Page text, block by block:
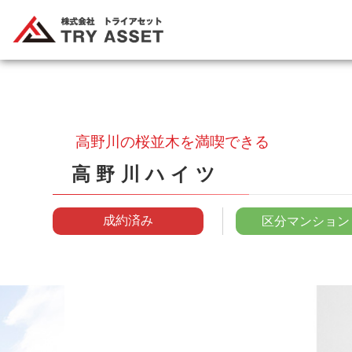
高野川の桜並木を満喫できる
高野川ハイツ
成約済み 区分マンション